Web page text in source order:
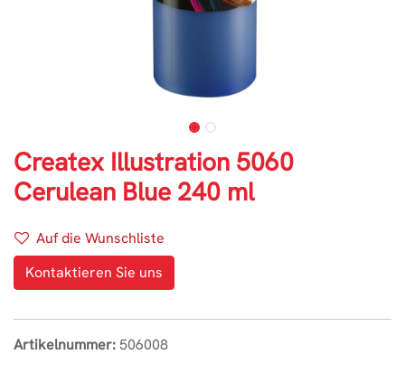
Createx Illustration 5060
Cerulean Blue 240 ml
Auf die Wunschliste
Kontaktieren Sie uns
Artikelnummer:506008